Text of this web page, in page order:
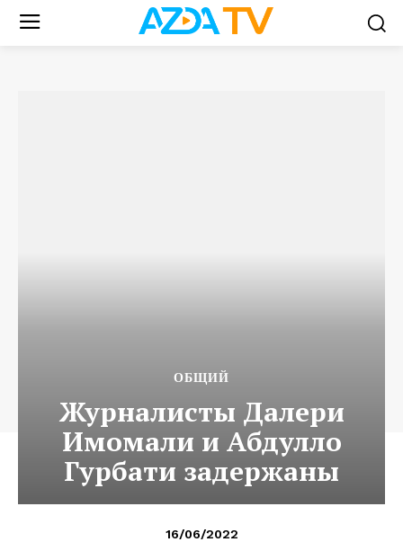
ОБЩИЙ
Журналисты Далери
Имомали и Абдулло
Гурбати задержаны
16/06/2022